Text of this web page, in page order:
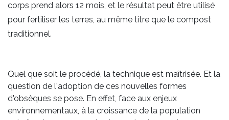
corps prend alors 12 mois, et le résultat peut être utilisé
pour fertiliser les terres, au même titre que le compost
traditionnel.
Quel que soit le procédé, la technique est maîtrisée. Et la
question de l'adoption de ces nouvelles formes
d'obsèques se pose. En effet, face aux enjeux
environnementaux, à la croissance de la population